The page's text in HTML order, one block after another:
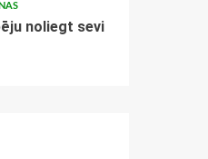
noliegt sevi